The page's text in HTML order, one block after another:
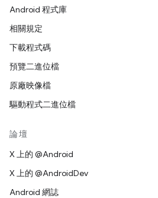
Android 程式庫
相關規定
下載程式碼
預覽二進位檔
原廠映像檔
驅動程式二進位檔
論壇
X 上的 @Android
X 上的 @AndroidDev
Android 網誌